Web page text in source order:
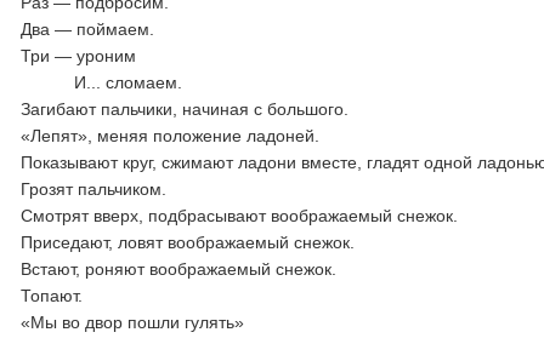
Два — поймаем.
Три — уроним
И... сломаем.
Загибают пальчики, начиная с большого.
«Лепят», меняя положение ладоней.
Показывают круг, сжимают ладони вместе, гладят одной
Грозят пальчиком.
Смотрят вверх, подбрасывают воображаемый снежок.
Приседают, ловят воображаемый снежок.
Встают, роняют воображаемый снежок.
Топают.
«Мы во двор пошли гулять»